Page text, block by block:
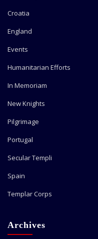
Croatia
England
Events
Humanitarian Efforts
In Memoriam
New Knights
Pilgrimage
Portugal
Secular Templi
Spain
Templar Corps
Archives